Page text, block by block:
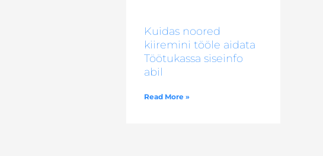
Kuidas noored
kiiremini tööle aidata
Töötukassa siseinfo
abil
Read More »